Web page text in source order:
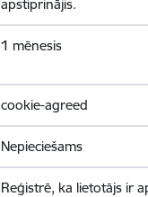
apstiprinājis.
1 mēnesis
cookie-agreed
Nepieciešams
Reģistrē, ka lietotājs ir